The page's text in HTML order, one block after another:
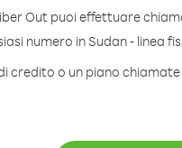
Out puoi effettuare
numero in Sudan - linea
credito o un piano